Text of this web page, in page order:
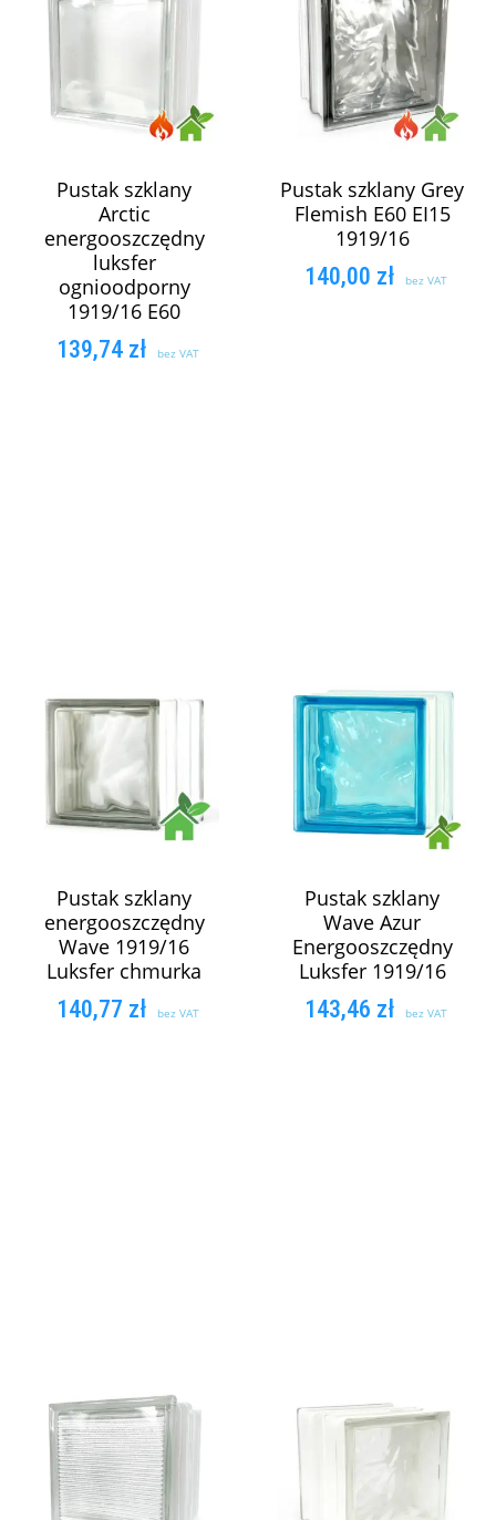
Pustak szklany
Arctic
energooszczędny
luksfer
ognioodporny
1919/16 E60
139,74 zł bez VAT
Pustak szklany Grey
Flemish E60 EI15
1919/16
140,00 zł bez VAT
Pustak szklany
energooszczędny
Wave 1919/16
Luksfer chmurka
140,77 zł bez VAT
Pustak szklany
Wave Azur
Energooszczędny
Luksfer 1919/16
143,46 zł bez VAT